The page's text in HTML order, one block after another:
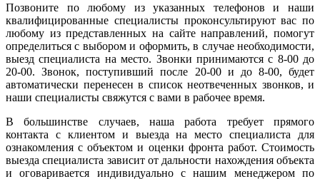
Позвоните по любому из указанных телефонов и наши
квалифицированные специалисты проконсультируют вас по
любому из представленных на сайте направлений, помогут
определиться с выбором и оформить, в случае необходимости,
выезд специалиста на место. Звонки принимаются с 8-00 до
20-00. Звонок, поступивший после 20-00 и до 8-00, будет
автоматически перенесен в список неотвеченных звонков, и
наши специалисты свяжутся с вами в рабочее время.
В большинстве случаев, наша работа требует прямого
контакта с клиентом и выезда на место специалиста для
ознакомления с объектом и оценки фронта работ. Стоимость
выезда специалиста зависит от дальности нахождения объекта
и оговаривается индивидуально с нашим менеджером по